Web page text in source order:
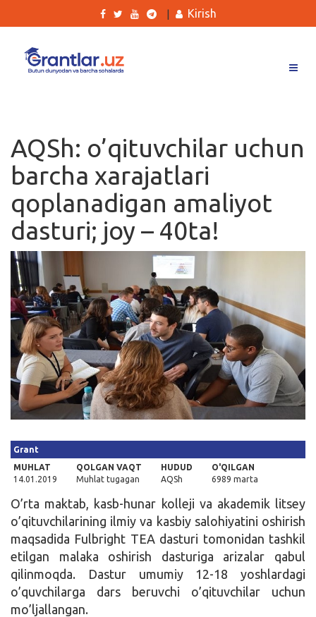
Ishlar
Kurslar
Blog
Yana
Qidirish
Kirish
Kirish
AQSh: o’qituvchilar uchun
barcha xarajatlari
qoplanadigan amaliyot
dasturi; joy – 40ta!
Grant
MUHLAT
14.01.2019
QOLGAN VAQT
Muhlat tugagan
HUDUD
AQSh
O'QILGAN
6989 marta
O’rta maktab, kasb-hunar kolleji va akademik litsey
o’qituvchilarining ilmiy va kasbiy salohiyatini oshirish
maqsadida Fulbright TEA dasturi tomonidan tashkil
etilgan malaka oshirish dasturiga arizalar qabul
qilinmoqda. Dastur umumiy 12-18 yoshlardagi
o’quvchilarga dars beruvchi o’qituvchilar uchun
mo’ljallangan.